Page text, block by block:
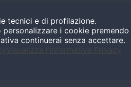
tecnici e di profilazione.
i cookie
continuerai senza accettare.